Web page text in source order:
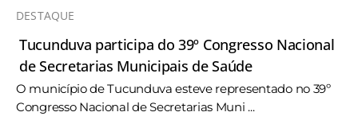
DESTAQUE
Tucunduva participa do 39º Congresso Nacional
de Secretarias Municipais de Saúde
O município de Tucunduva esteve representado no 39º
Congresso Nacional de Secretarias Muni ...